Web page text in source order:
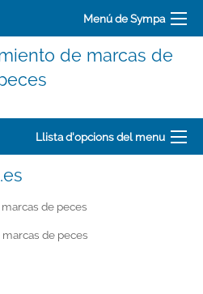
Menú de Sympa
de marcas de
Llista d'opcions del menu
de peces
de peces